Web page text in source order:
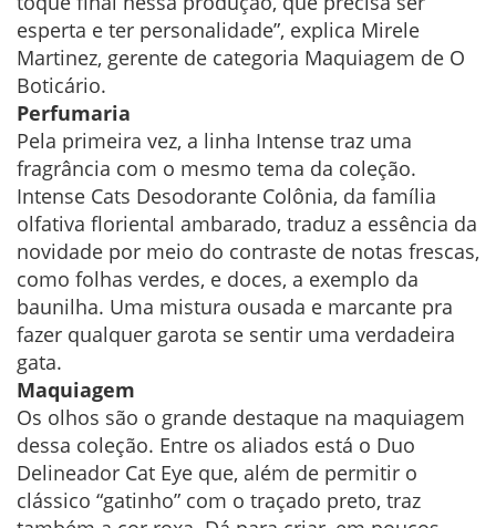
esperta e ter personalidade”, explica Mirele
Martinez, gerente de categoria Maquiagem de O
Boticário.
Perfumaria
Pela primeira vez, a linha Intense traz uma
fragrância com o mesmo tema da coleção.
Intense Cats Desodorante Colônia, da família
olfativa floriental ambarado, traduz a essência da
novidade por meio do contraste de notas frescas,
como folhas verdes, e doces, a exemplo da
baunilha. Uma mistura ousada e marcante pra
fazer qualquer garota se sentir uma verdadeira
gata.
Maquiagem
Os olhos são o grande destaque na maquiagem
dessa coleção. Entre os aliados está o Duo
Delineador Cat Eye que, além de permitir o
clássico “gatinho” com o traçado preto, traz